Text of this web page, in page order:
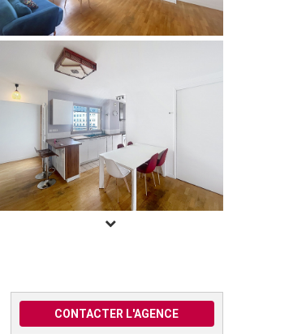
CONTACTER L'AGENCE